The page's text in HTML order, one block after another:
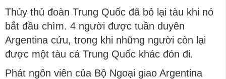
Thủy thủ đoàn Trung Quốc đã bỏ lại tàu khi nó
bắt đầu chìm. 4 người được tuần duyên
Argentina cứu, trong khi những người còn lại
được một tàu cá Trung Quốc khác đón đi.
Phát ngôn viên của Bộ Ngoại giao Argentina